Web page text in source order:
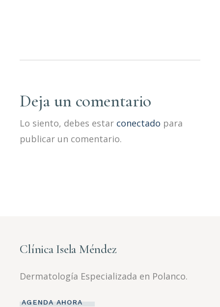
Deja un comentario
Lo siento, debes estar conectado para
publicar un comentario.
Clínica Isela Méndez
Dermatología Especializada en Polanco.
AGENDA AHORA